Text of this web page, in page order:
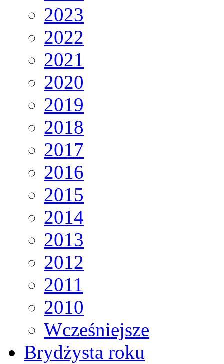
2023
2022
2021
2020
2019
2018
2017
2016
2015
2014
2013
2012
2011
2010
Wcześniejsze
Brydżysta roku